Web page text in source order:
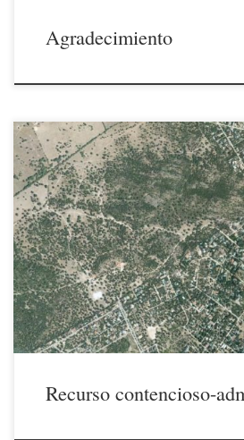
Agradecimiento
17/12/2020 El pasado martes 15 de
mandato otorgado por la Asamblea
el 7 de noviembre de 2020, ha sido
de recurso contencioso-administrativo y
cautelares ante los juzgados de lo
Madrid, frente a […]
Recurso contencioso-